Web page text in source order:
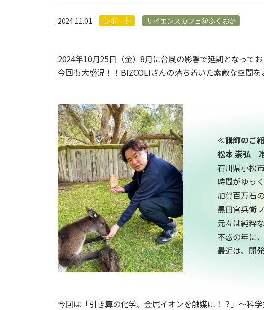
2024.11.01 レポート サイエンスカフェ＠ふくおか
2024年10月25日（金）8月に台風の影響で延期となって
今回も大盛況！！BIZCOLIさんの落ち着いた素敵な空間
≪講師のご
松本 崇弘
石川県小松
時間がゆっ
加賀百万石
黒田官兵衛
元々は純粋
不惑の年に
最近は、開
今回は「引き算の化学、金属イオンを触媒に！？」～科